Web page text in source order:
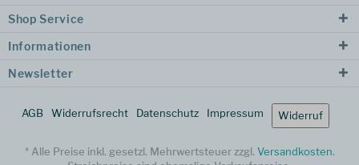
Shop Service
Informationen
Newsletter
AGB Widerrufsrecht Datenschutz Impressum Widerruf
* Alle Preise inkl. gesetzl. Mehrwertsteuer zzgl. Versandkosten.